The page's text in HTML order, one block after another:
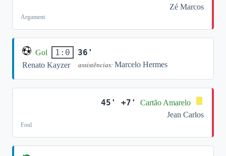
Zé Marcos
Argument
Gol 1:0 36'
Renato Kayzer assistências: Marcelo Hermes
45' +7'
Cartão Amarelo
Jean Carlos
Foul